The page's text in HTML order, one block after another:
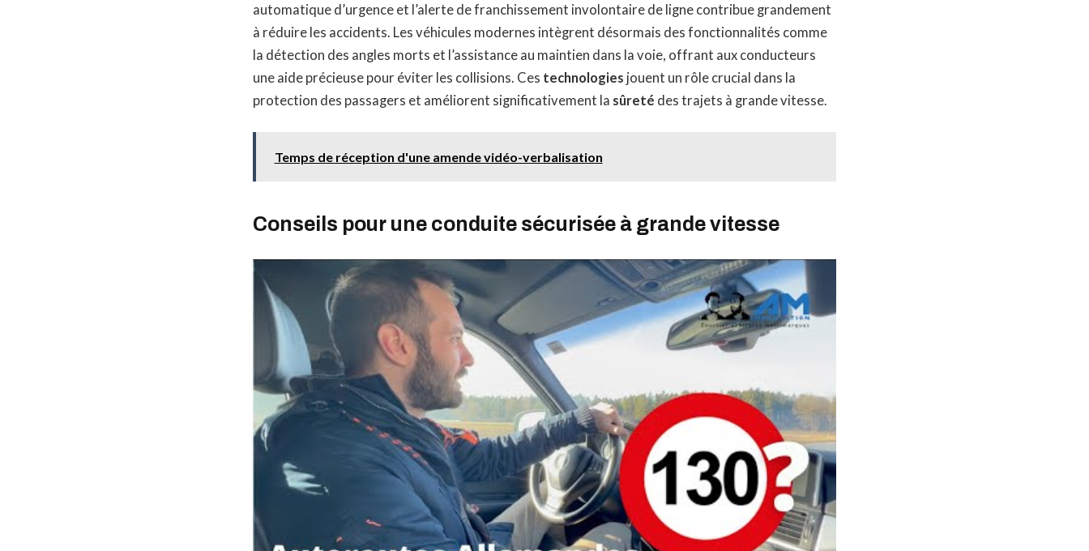
automatique d’urgence et l’alerte de franchissement involontaire de ligne contribue grandement
à réduire les accidents. Les véhicules modernes intègrent désormais des fonctionnalités comme
la détection des angles morts et l’assistance au maintien dans la voie, offrant aux conducteurs
une aide précieuse pour éviter les collisions. Ces technologies jouent un rôle crucial dans la
protection des passagers et améliorent significativement la sûreté des trajets à grande vitesse.
Temps de réception d'une amende vidéo-verbalisation
Conseils pour une conduite sécurisée à grande vitesse